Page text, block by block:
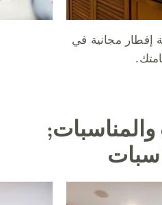
إفطار مجانية في
والمناسبات;